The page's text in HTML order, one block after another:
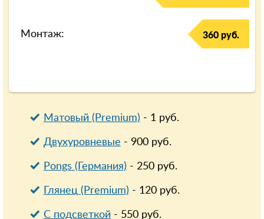
Монтаж: 360 руб.
Матовый (Premium) - 1руб.
Двухуровневые - 900руб.
Pongs (Германия) - 250руб.
Глянец (Premium) - 120руб.
С подсветкой- 550руб.